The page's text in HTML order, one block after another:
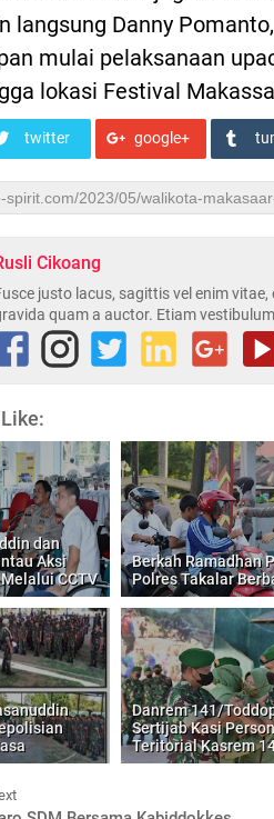
langsung Danny
mulai pelaksanaan
lokasi Festival
twitter google+
Cikoang
justo lacus, sagittis vel enim
quam a auctor. Etiam
dan
Aksi
CCTV
Berkah Ramadhan
Polres Takalar
Danrem 141/
Sertijab Kasi
Teritorial Kasrem